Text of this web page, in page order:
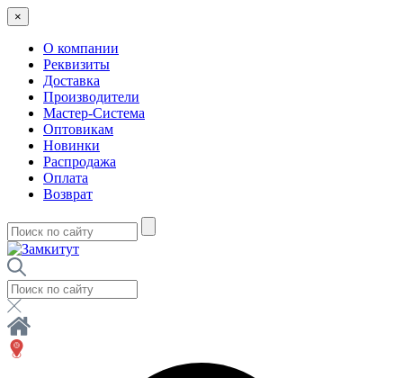
×
О компании
Реквизиты
Доставка
Производители
Мастер-Система
Оптовикам
Новинки
Распродажа
Оплата
Возврат